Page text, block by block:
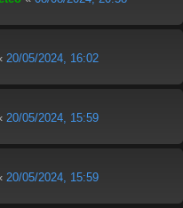
20/05/2024, 16:02
20/05/2024, 15:59
20/05/2024, 15:59